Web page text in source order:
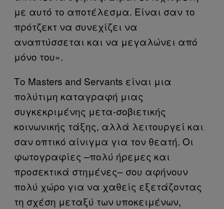
με αυτό το αποτέλεσμα. Είναι σαν το
πρότζεκτ να συνεχίζει να
αναπτύσσεται και να μεγαλώνει από
μόνο του».
Το Masters and Servants είναι μια
πολύτιμη καταγραφή μιας
συγκεκριμένης μετα-σοβιετικής
κοινωνικής τάξης, αλλά λειτουργεί και
σαν οπτικό αίνιγμα για τον θεατή. Οι
φωτογραφίες –πολύ ήρεμες και
προσεκτικά στημένες– σου αφήνουν
πολύ χώρο για να χαθείς εξετάζοντας
τη σχέση μεταξύ των υποκειμένων,